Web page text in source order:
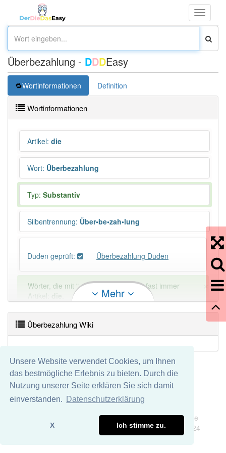
Unsere Website verwendet Cookies, um Ihnen
das bestmögliche Erlebnis zu bieten. Durch die
Nutzung unserer Seite erklären Sie sich damit
einverstanden.
Datenschutzerklärung
X Ich stimme zu.
Toggle
Überbezahlung - DDDEasy
Wortinformationen Definition
Wortinformationen
Artikel: die
Wort: Überbezahlung
Typ: Substantiv
Silbentrennung: Über•be•zah•lung
Duden geprüft: Überbezahlung Duden
Wörter, die mit "-ung" enden, haben fast immer
Artikel:
die
Ausnahmen
Beispiele
DAS:2Ausnahmen Beispiele
PowerIndex:2
Häufigkeit: 2 von 10
Mehr
Überbezahlung Wiki
Wir übernehmen keine Garantie und keine Haftung für die
Richtigkeit und Vollständigkeit dieser Seite. DDDEasy 2024